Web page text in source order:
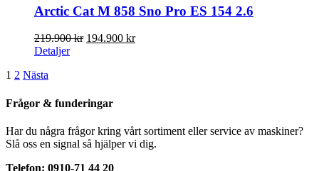
Arctic Cat M 858 Sno Pro ES 154 2.6
219.900kr Det
194.900 krDet
Detaljer
1 2 Nästa
Frågor & funderingar
Har du några frågor kring vårt sortiment eller service av maskiner?
Slå oss en signal så hjälper vi dig.
Telefon: 0910-71 44 20